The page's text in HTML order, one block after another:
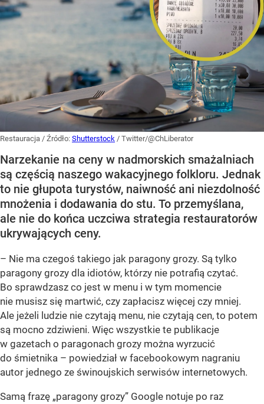
Restauracja / Źródło: Shutterstock / Twitter/@ChLiberator
Narzekanie na ceny w nadmorskich smażalniach
są częścią naszego wakacyjnego folkloru. Jednak
to nie głupota turystów, naiwność ani niezdolność
mnożenia i dodawania do stu. To przemyślana,
ale nie do końca uczciwa strategia restauratorów
ukrywających ceny.
– Nie ma czegoś takiego jak paragony grozy. Są tylko
paragony grozy dla idiotów, którzy nie potrafią czytać.
Bo sprawdzasz co jest w menu i w tym momencie
nie musisz się martwić, czy zapłacisz więcej czy mniej.
Ale jeżeli ludzie nie czytają menu, nie czytają cen, to potem
są mocno zdziwieni. Więc wszystkie te publikacje
w gazetach o paragonach grozy można wyrzucić
do śmietnika – powiedział w facebookowym nagraniu
autor jednego ze świnoujskich serwisów internetowych.
Samą frazę „paragony grozy” Google notuje po raz